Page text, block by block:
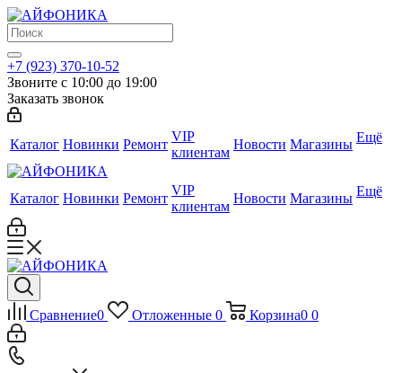
+7 (923) 370-10-52
Звоните с 10:00 до 19:00
Заказать звонок
Каталог Новинки Ремонт
VIP
клиентам
Новости Магазины Ещё
Каталог Новинки Ремонт
VIP
клиентам
Новости Магазины Ещё
Сравнение0 Отложенные 0 Корзина0 0